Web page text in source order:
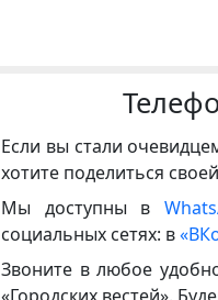
Если вы стали
хотите поделиться
Мы доступны в
социальных сетях: в
Звоните в любое